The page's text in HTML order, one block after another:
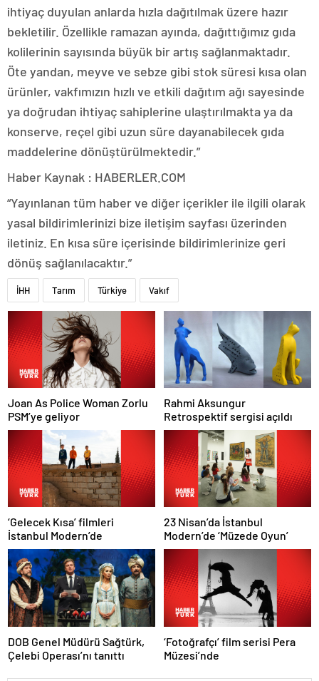
ihtiyaç duyulan anlarda hızla dağıtılmak üzere hazır
bekletilir. Özellikle ramazan ayında, dağıttığımız gıda
kolilerinin sayısında büyük bir artış sağlanmaktadır.
Öte yandan, meyve ve sebze gibi stok süresi kısa olan
ürünler, vakfımızın hızlı ve etkili dağıtım ağı sayesinde
ya doğrudan ihtiyaç sahiplerine ulaştırılmakta ya da
konserve, reçel gibi uzun süre dayanabilecek gıda
maddelerine dönüştürülmektedir.”
Haber Kaynak : HABERLER.COM
“Yayınlanan tüm haber ve diğer içerikler ile ilgili olarak
yasal bildirimlerinizi bize iletişim sayfası üzerinden
iletiniz. En kısa süre içerisinde bildirimlerinize geri
dönüş sağlanılacaktır.”
İHH Tarım Türkiye Vakıf
Joan As Police Woman Zorlu
PSM’ye geliyor
Rahmi Aksungur
Retrospektif sergisi açıldı
‘Gelecek Kısa’ filmleri
İstanbul Modern’de
23 Nisan’da İstanbul
Modern’de ‘Müzede Oyun’
DOB Genel Müdürü Sağtürk,
Çelebi Operası’nı tanıttı
‘Fotoğrafçı’ film serisi Pera
Müzesi’nde